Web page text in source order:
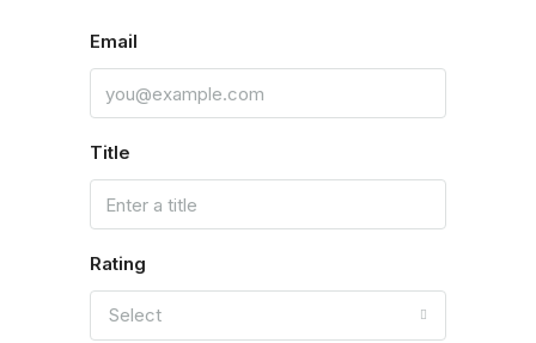
Email
Title
Rating
Select